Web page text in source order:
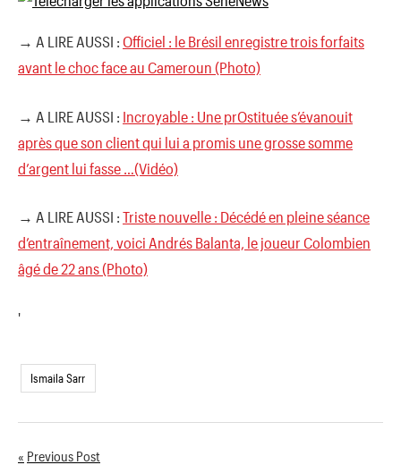
→ A LIRE AUSSI : Officiel : le Brésil enregistre trois forfaits
avant le choc face au Cameroun (Photo)
→ A LIRE AUSSI : Incroyable : Une prOstituée s’évanouit
après que son client qui lui a promis une grosse somme
d’argent lui fasse …(Vidéo)
→ A LIRE AUSSI : Triste nouvelle : Décédé en pleine séance
d’entraînement, voici Andrés Balanta, le joueur Colombien
âgé de 22 ans (Photo)
'
Ismaila Sarr
Previous Post